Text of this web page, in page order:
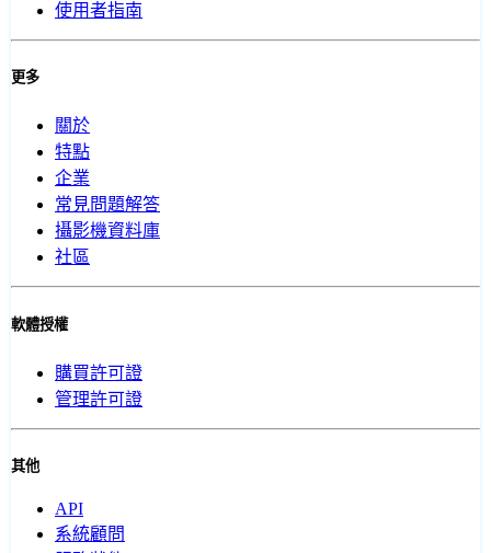
使用者指南
更多
關於
特點
企業
常見問題解答
攝影機資料庫
社區
軟體授權
購買許可證
管理許可證
其他
API
系統顧問